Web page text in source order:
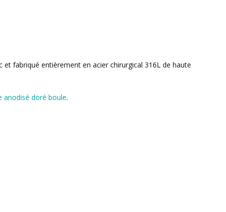
fabriqué entièrement en acier chirurgical 316L de haute
anodisé doré boule.